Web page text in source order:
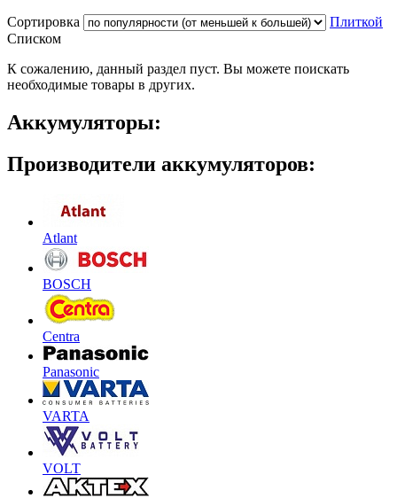
Сортировка
Плиткой
Списком
К сожалению, данный раздел пуст. Вы можете поискать
необходимые товары в других.
Аккумуляторы:
Производители аккумуляторов:
Atlant
BOSCH
Centra
Panasonic
VARTA
VOLT